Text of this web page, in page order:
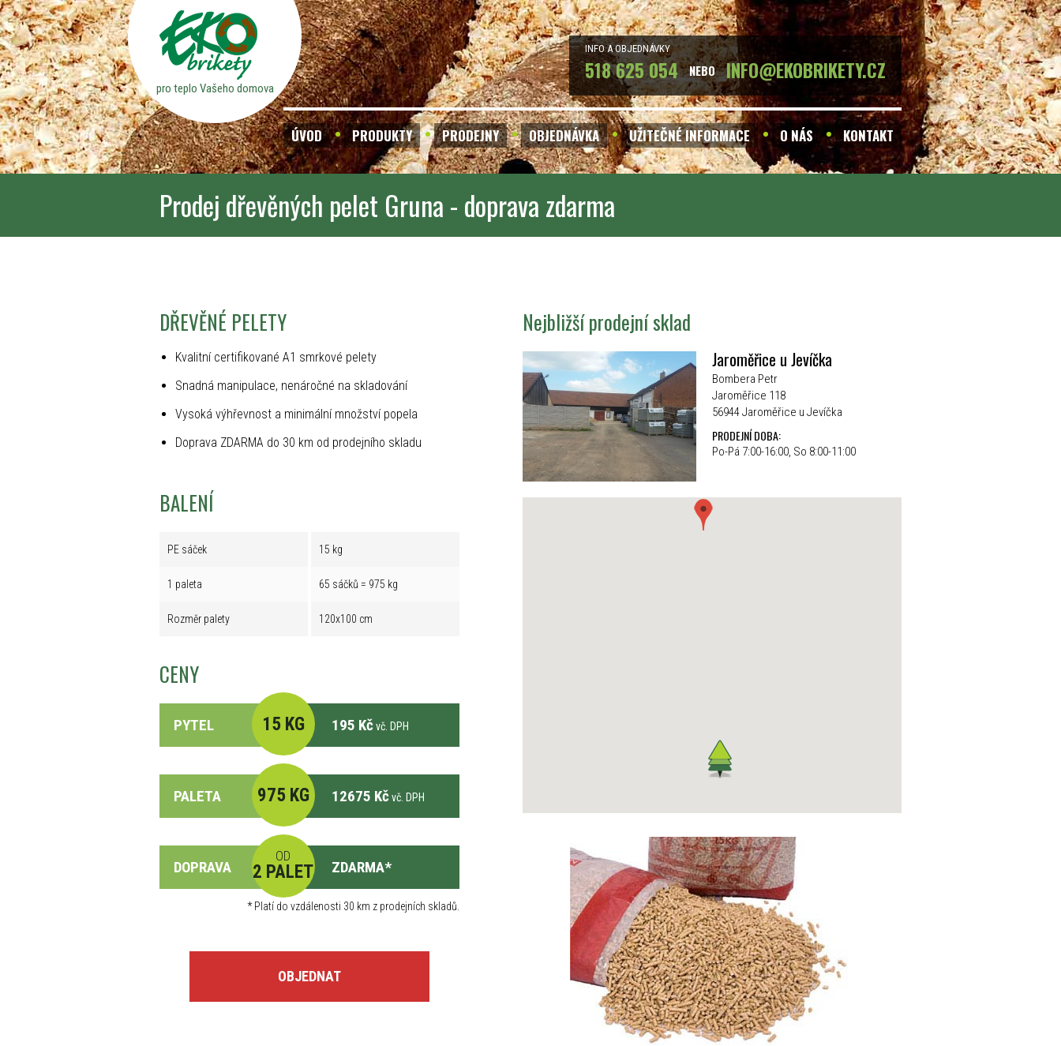
pro teplo Vašeho domova
INFO A OBJEDNÁVKY
518 625 054 NEBO INFO@EKOBRIKETY.CZ
ÚVOD PRODUKTY PRODEJNY OBJEDNÁVKA UŽITEČNÉ INFORMACE O NÁS KONTAKT
Prodej dřevěných pelet Gruna - doprava zdarma
DŘEVĚNÉ PELETY
Kvalitní certifikované A1 smrkové pelety
Snadná manipulace, nenáročné na skladování
Vysoká výhřevnost a minimální množství popela
Doprava ZDARMA do 30 km od prodejního skladu
BALENÍ
PE sáček 15 kg
1 paleta 65 sáčků = 975 kg
Rozměr palety 120x100 cm
CENY
PYTEL 15 KG 195 Kč vč. DPH
PALETA 975 KG 12675 Kč vč. DPH
DOPRAVA
OD
2 PALET ZDARMA*
*Platí do vzdálenosti 30 km z prodejních skladů.
OBJEDNAT
Nejbližší prodejní sklad
Jaroměřice u Jevíčka
Bombera Petr
Jaroměřice 118
56944 Jaroměřice u Jevíčka
PRODEJNÍ DOBA:
Po-Pá 7:00-16:00, So 8:00-11:00